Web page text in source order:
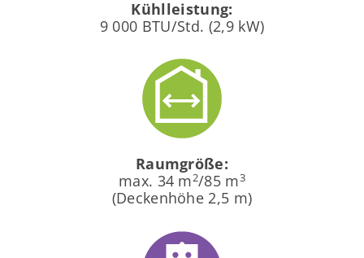
Kühlleistung:
9 000 BTU/Std. (2,9 kW)
Raumgröße:
max. 34 m2/85 m3
(Deckenhöhe 2,5 m)